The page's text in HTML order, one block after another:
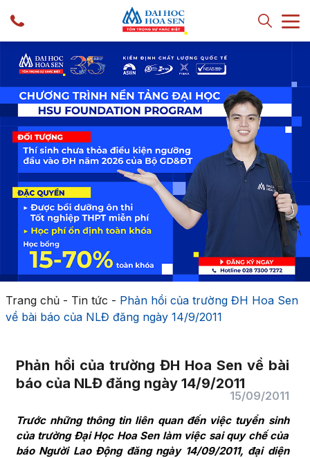
Trang chủ- Tin tức - Phản hồi của trường ĐH Hoa Sen
về bài báo của NLĐ đăng ngày 14/9/2011
Phản hồi của trường ĐH Hoa Sen về bài
báo của NLĐ đăng ngày 14/9/2011
15/09/2011
Trước những thông tin liên quan đến việc tuyển sinh
của trường Đại Học Hoa Sen làm việc sai quy chế của
báo Người Lao Động đăng ngày 14/09/2011, đại diện